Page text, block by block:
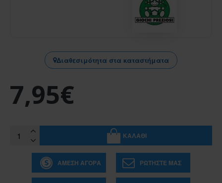
Διαθεσιμότητα στα καταστήματα
7,95€
ΚΑΛΆΘΙ
ΆΜΕΣΗ ΑΓΟΡΆ ΡΩΤΉΣΤΕ ΜΑΣ